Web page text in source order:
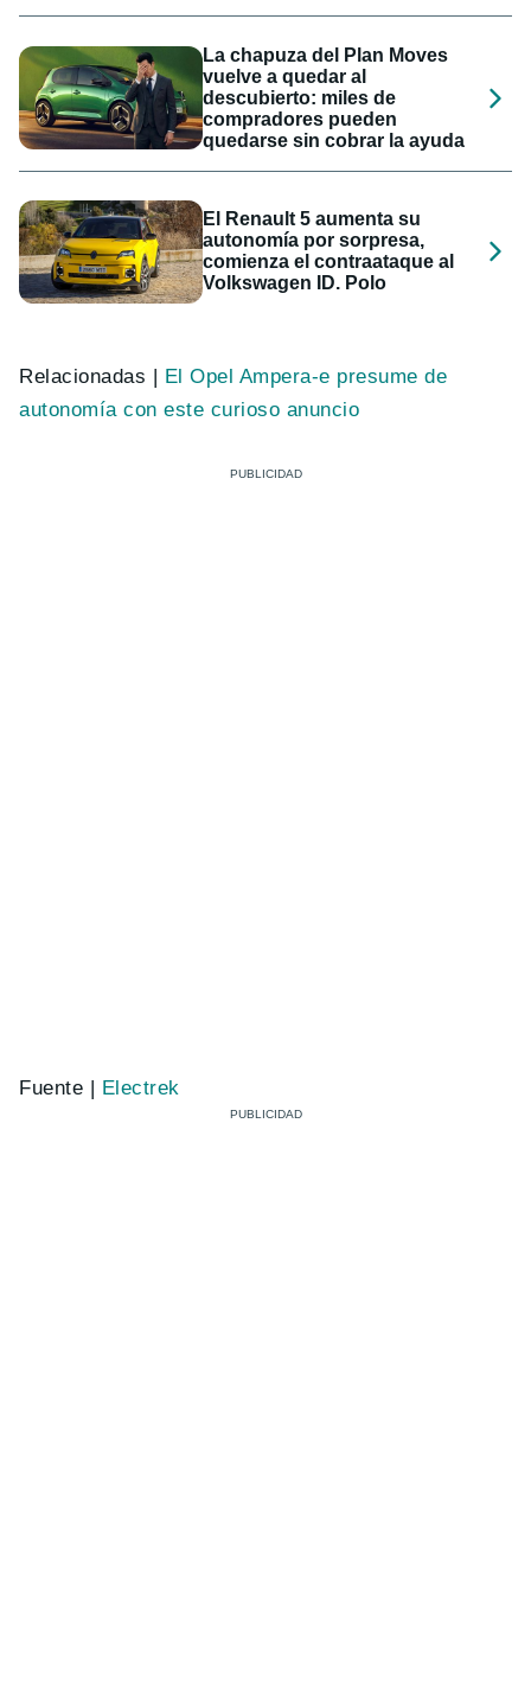
La chapuza del Plan Moves
vuelve a quedar al
descubierto: miles de
compradores pueden
quedarse sin cobrar la ayuda
El Renault 5 aumenta su
autonomía por sorpresa,
comienza el contraataque al
Volkswagen ID. Polo
Relacionadas | El Opel Ampera-e presume de
autonomía con este curioso anuncio
Fuente | Electrek